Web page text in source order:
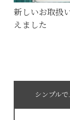
新しいお取扱
えました
シンプル